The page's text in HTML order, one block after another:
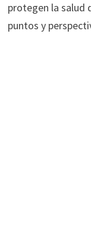
protegen la salud
puntos y